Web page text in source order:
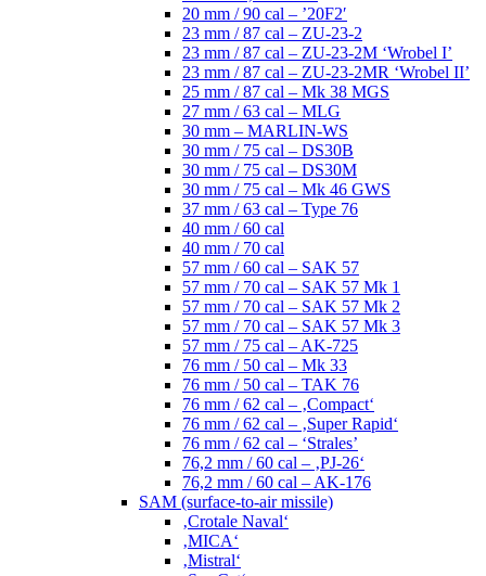
20 mm / 90 cal – ’20F2′
23 mm / 87 cal – ZU-23-2
23 mm / 87 cal – ZU-23-2M ‘Wrobel I’
23 mm / 87 cal – ZU-23-2MR ‘Wrobel II’
25 mm / 87 cal – Mk 38 MGS
27 mm / 63 cal – MLG
30 mm – MARLIN-WS
30 mm / 75 cal – DS30B
30 mm / 75 cal – DS30M
30 mm / 75 cal – Mk 46 GWS
37 mm / 63 cal – Type 76
40 mm / 60 cal
40 mm / 70 cal
57 mm / 60 cal – SAK 57
57 mm / 70 cal – SAK 57 Mk 1
57 mm / 70 cal – SAK 57 Mk 2
57 mm / 70 cal – SAK 57 Mk 3
57 mm / 75 cal – AK-725
76 mm / 50 cal – Mk 33
76 mm / 50 cal – TAK 76
76 mm / 62 cal – ‚Compact‘
76 mm / 62 cal – ‚Super Rapid‘
76 mm / 62 cal – ‘Strales’
76,2 mm / 60 cal – ‚PJ-26‘
76,2 mm / 60 cal – AK-176
SAM (surface-to-air missile)
‚Crotale Naval‘
‚MICA‘
‚Mistral‘